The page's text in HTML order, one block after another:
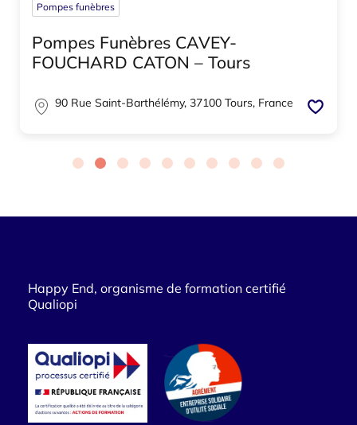
Pompes funèbres
Pompes Funèbres CAVEY-
FOUCHARD CATON – Tours
90 Rue Saint-Barthélémy, 37100 Tours, France
Happy End, organisme de formation certifié
Qualiopi